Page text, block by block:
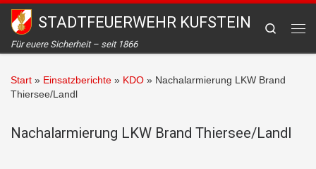
Zum Inhalt springen
STADTFEUERWEHR KUFSTEIN
Für euere Sicherheit – seit 1866
Search
Start » Einsatzberichte » KDO » Nachalarmierung LKW Brand
Thiersee/Landl
Nachalarmierung LKW Brand Thiersee/Landl